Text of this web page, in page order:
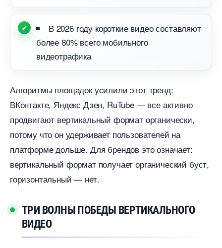
2026 году короткие видео составляют
олее 80% всего мобильного
идеотрафика
Алгоритмы площадок усилили этот тренд:
Контакте, Яндекс Дзен, RuTube — все активно
продвигают вертикальный формат органически,
потому что он удерживает пользователей на
платформе дольше. Для брендов это означает:
ертикальный формат получает органический буст,
оризонтальный — нет.
ТРИ ВОЛНЫ ПОБЕДЫ ВЕРТИКАЛЬНОГО
ИДЕО